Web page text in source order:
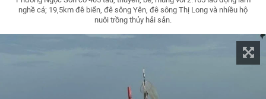
nghề cá; 19,5km đê biển, đê sông Yên, đê sông Thị Long và nhiều hộ
nuôi trồng thủy hải sản.